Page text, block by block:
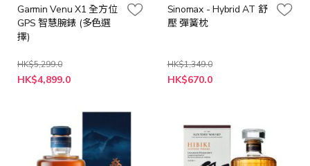
Garmin Venu X1 全方位
GPS 智慧腕錶 (多色選
擇)
HK$5,299.0
HK$4,899.0
Sinomax - Hybrid AT 舒
壓 彈簧枕
HK$1,349.0
特
殊
HK$670.0